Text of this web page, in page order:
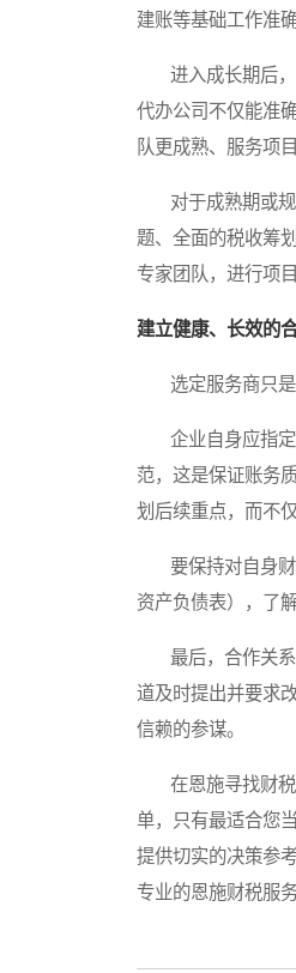
建账等基础工作准确
进入成长期后，
代办公司不仅能准
队更成熟、服务项
对于成熟期或规
题、全面的税收筹
专家团队，进行项
建立健康、长效的
选定服务商只是
企业自身应指定
范，这是保证账务
划后续重点，而不
要保持对自身财
资产负债表），了
最后，合作关系
道及时提出并要求
信赖的参谋。
在恩施寻找财税
单，只有最适合您
提供切实的决策参
专业的恩施财税服